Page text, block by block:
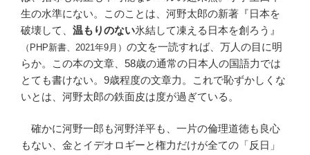
生の水準にない。このことは、河野太郎の新著『日本を
破壊して、 温もりのない氷結して凍える日本を創ろう』
（PHP新書、2021年9月） の文を一読すれば、万人の目に明
らか。この本の文章、58歳の通常の日本人の国語力では
とても書けない。9歳程度の文章力。これで恥ずかしくな
いとは、河野太郎の鉄面皮は度が過ぎている。
確かに河野一郎も河野洋平も、一片の倫理道徳も良心
もない、金とイデオロギーと権力だけが全ての「反日」